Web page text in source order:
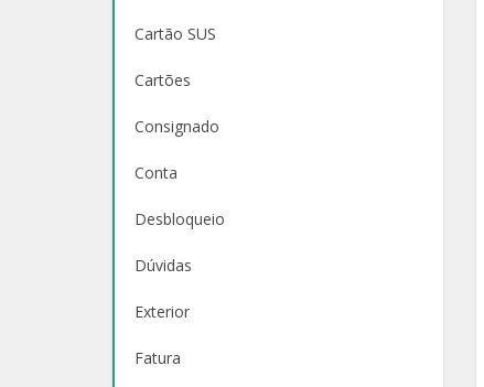
Cartão SUS
Cartões
Consignado
Conta
Desbloqueio
Dúvidas
Exterior
Fatura